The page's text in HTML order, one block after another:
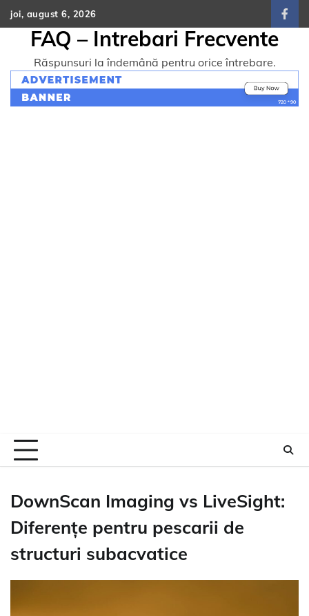
Skip
to
content
joi, august 6, 2026
FAQ – Intrebari Frecvente
Răspunsuri la îndemână pentru orice întrebare.
DownScan Imaging vs LiveSight:
Diferențe pentru pescarii de
structuri subacvatice